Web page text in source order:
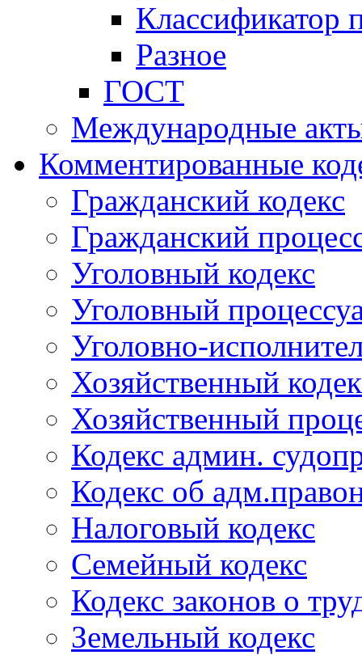
Классификатор
Разное
ГОСТ
Международные
Комментированные
Гражданский кодекс
Гражданский
Уголовный кодекс
Уголовный
Уголовно-
Хозяйственный
Хозяйственный
Кодекс админ.
Кодекс об
Налоговый кодекс
Семейный кодекс
Кодекс законов о
Земельный кодекс